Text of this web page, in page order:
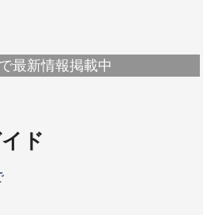
最新情報掲載中
ド